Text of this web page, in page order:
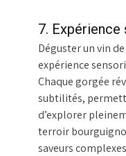
7.
Déguster un vin
expérience
Chaque gorgée
subtilités,
d’explorer
terroir
saveurs